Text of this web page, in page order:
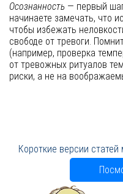
Осознанность — первый
начинаете замечать, что
чтобы избежать
свободе от тревоги.
(например, проверка
от тревожных ритуалов
риски, а не на
Короткие версии